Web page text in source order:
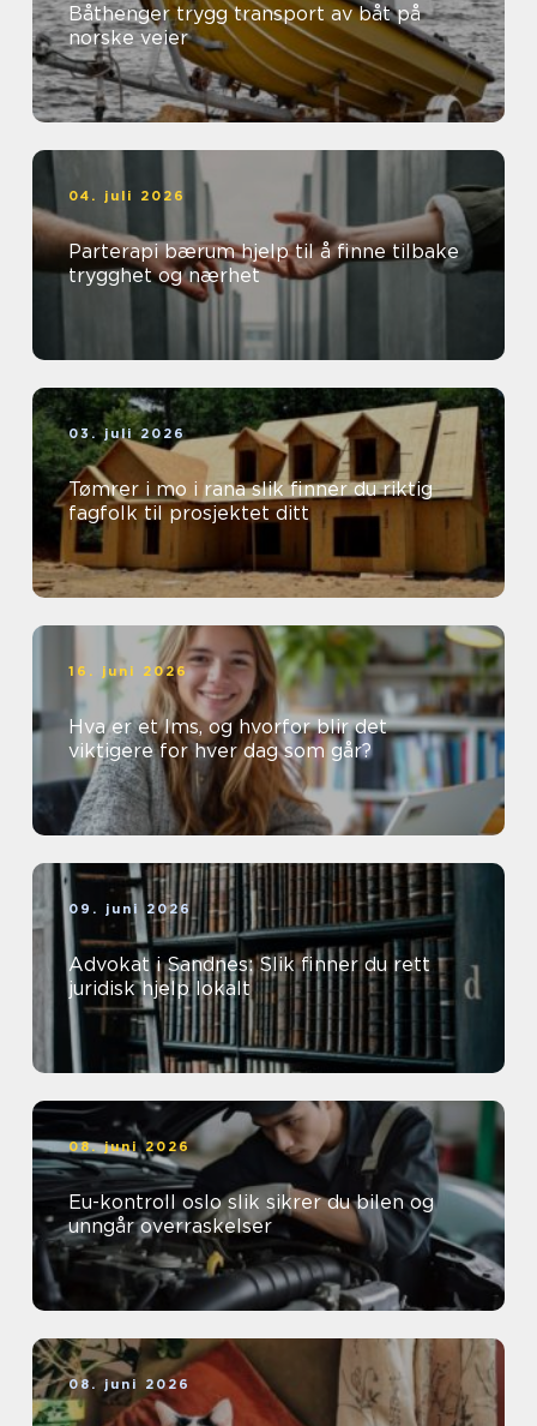
Båthenger trygg transport av båt på
norske veier
04. juli 2026
Parterapi bærum hjelp til å finne tilbake
trygghet og nærhet
03. juli 2026
Tømrer i mo i rana slik finner du riktig
fagfolk til prosjektet ditt
16. juni 2026
Hva er et lms, og hvorfor blir det
viktigere for hver dag som går?
09. juni 2026
Advokat i Sandnes: Slik finner du rett
juridisk hjelp lokalt
08. juni 2026
Eu-kontroll oslo slik sikrer du bilen og
unngår overraskelser
08. juni 2026